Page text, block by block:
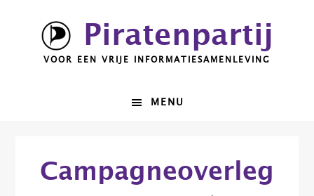
hoofdnavigatie
Piratenpartij
VOOR EEN VRIJE INFORMATIESAMENLEVING
MENU
Campagneoverleg